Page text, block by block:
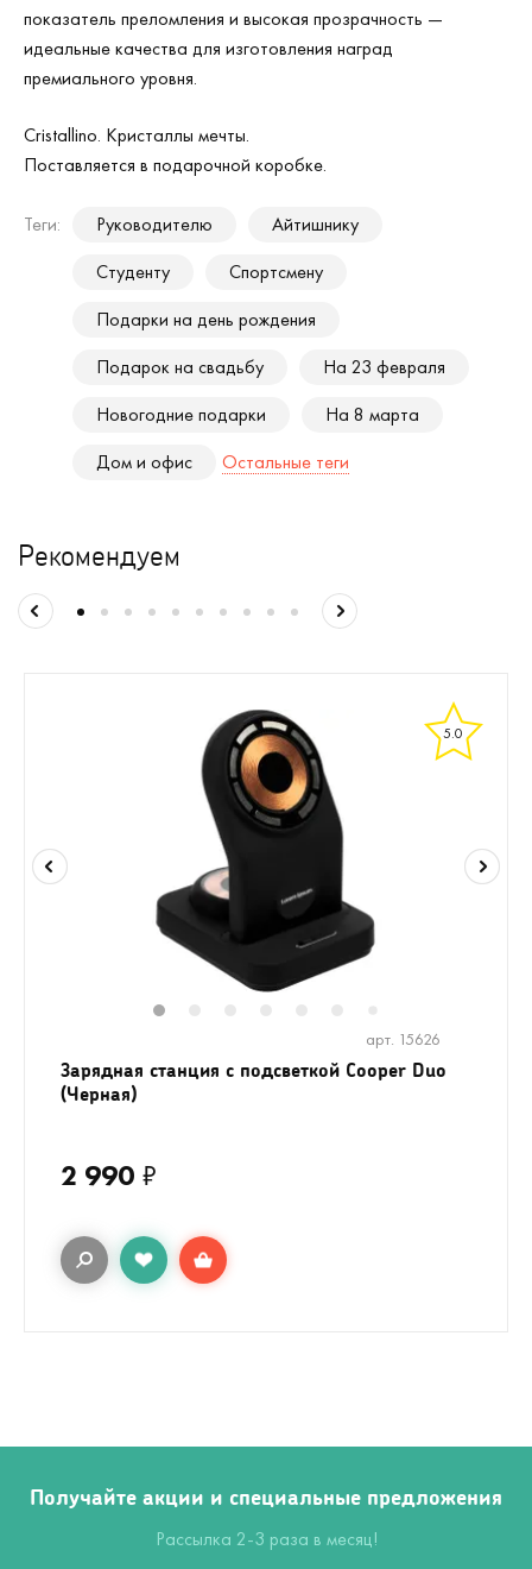
показатель преломления и высокая прозрачность —
идеальные качества для изготовления наград
премиального уровня.
Cristallino. Кристаллы мечты.
Поставляется в подарочной коробке.
Теги: Руководителю
Айтишнику
Студенту
Спортсмену
Подарки на день рождения
Подарок на свадьбу
На 23 февраля
Новогодние подарки
На 8 марта
Дом и офис
Остальные теги
Рекомендуем
5.0
арт. 15626
Зарядная станция с подсветкой Cooper Duo
(Черная)
2 990 ₽
Получайте акции и специальные предложения
Рассылка 2-3 раза в месяц!